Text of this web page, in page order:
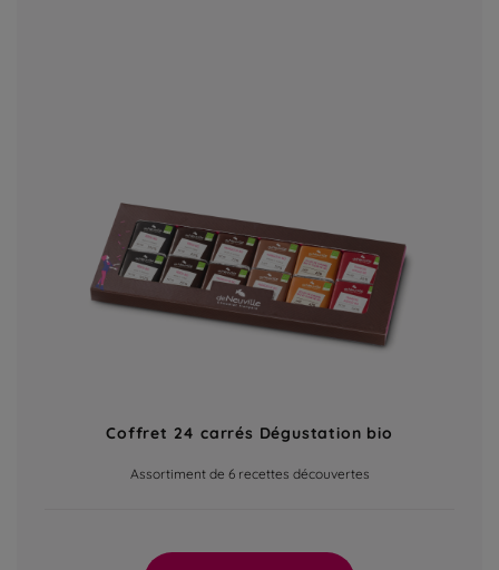
Coffret 24 carrés Dégustation bio
Assortiment de 6 recettes découvertes